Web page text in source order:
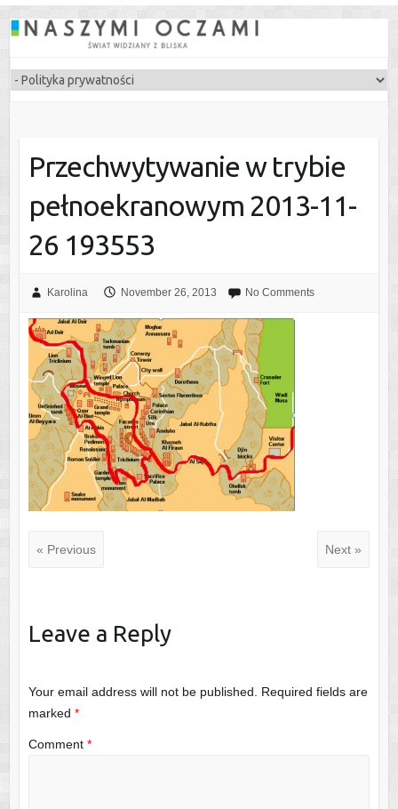
Przechwytywanie w trybie
pełnoekranowym 2013-11-
26 193553
Karolina November 26, 2013 No Comments
« Previous Next »
Leave a Reply
Your email address will not be published.
Required fields are
marked *
Comment *